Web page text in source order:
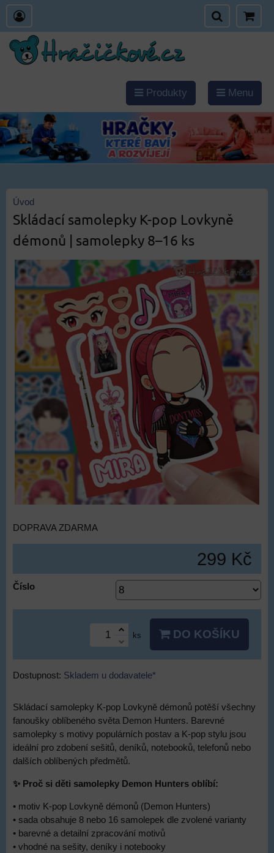
Produkty Menu
Úvod
Skládací samolepky K-pop Lovkyně
démonů | samolepky 8–16 ks
DOPRAVA ZDARMA
299 Kč
Číslo
ks DO KOŠÍKU
Dostupnost: Skladem u dodavatele*
Skládací samolepky K-pop Lovkyně démonů potěší všechny
fanoušky oblíbeného světa Demon Hunters. Barevné
samolepky s motivy populárních postav a K-pop stylu jsou
ideální pro zdobení sešitů, deníků, notebooků, telefonů nebo
dalších oblíbených předmětů.
✨ Proč si děti samolepky Demon Hunters oblíbí:
• motiv K-pop Lovkyně démonů (Demon Hunters)
• sada obsahuje 8 nebo 16 samolepek dle zvolené varianty
• barevné a detailní zpracování motivů
• vhodné na sešity, deníky i notebooky